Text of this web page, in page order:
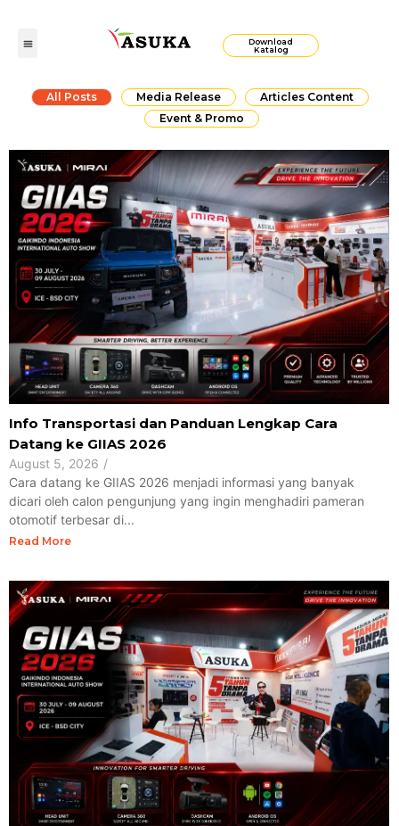
Download
Katalog
All Posts Media Release
Articles Content
Event & Promo
Info Transportasi dan Panduan Lengkap Cara
Datang ke GIIAS 2026
August 5, 2026 /
Cara datang ke GIIAS 2026 menjadi informasi yang banyak
dicari oleh calon pengunjung yang ingin menghadiri pameran
otomotif terbesar di...
Read More